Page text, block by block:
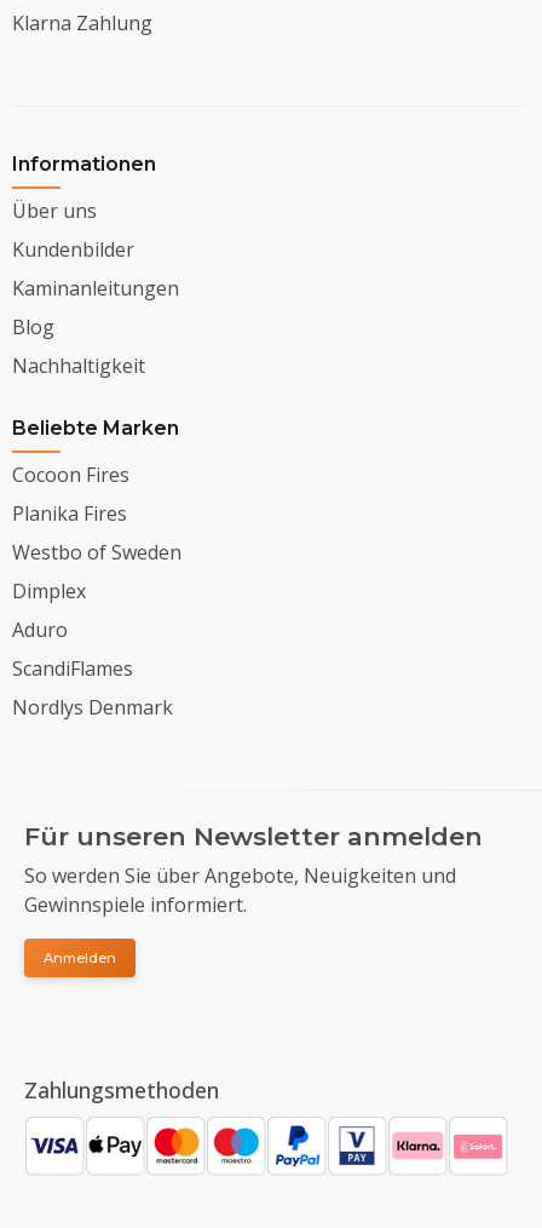
Klarna Zahlung
Informationen
Über uns
Kundenbilder
Kaminanleitungen
Blog
Nachhaltigkeit
Beliebte Marken
Cocoon Fires
Planika Fires
Westbo of Sweden
Dimplex
Aduro
ScandiFlames
Nordlys Denmark
Für unseren Newsletter anmelden
So werden Sie über Angebote, Neuigkeiten und
Gewinnspiele informiert.
Anmelden
Zahlungsmethoden